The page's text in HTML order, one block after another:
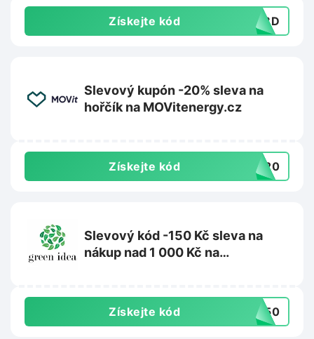
Získejte kód OCBD
Slevový kupón -20% sleva na
hořčík na MOVitenergy.cz
Získejte kód IK20
Slevový kód -150 Kč sleva na
nákup nad 1 000 Kč na
Získejte kód R150